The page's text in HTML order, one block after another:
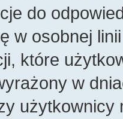
do
w osobnej
które
w
użytkownicy